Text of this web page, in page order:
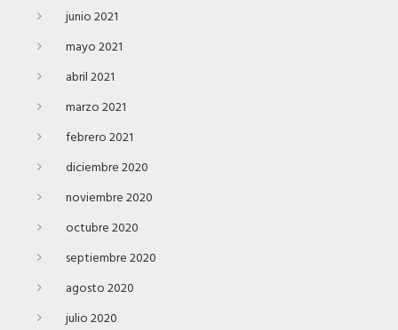
junio 2021
mayo 2021
abril 2021
marzo 2021
febrero 2021
diciembre 2020
noviembre 2020
octubre 2020
septiembre 2020
agosto 2020
julio 2020